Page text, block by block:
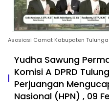
Asosiasi Camat Kabupaten
Yudha Sawung
Komisi A DPRD
Perjuangan
Nasional (HPN) , 09